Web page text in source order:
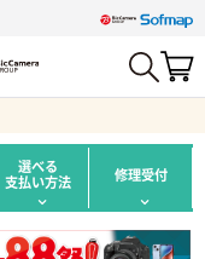
選べる
支払い方法 修理受付